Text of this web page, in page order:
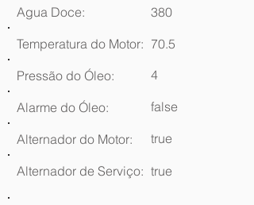
Agua Doce:
380
Temperatura do Motor: 70.5
Pressão do Óleo:
4
Alarme do Óleo: false
Alternador do Motor: true
Alternador de Serviço: true